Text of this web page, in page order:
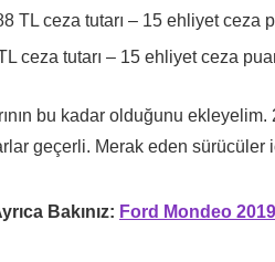
TL ceza tutarı – 15 ehliyet ceza
ceza tutarı – 15 ehliyet ceza
bu kadar olduğunu ekleyelim.
geçerli. Merak eden
Bakınız: Ford Mondeo